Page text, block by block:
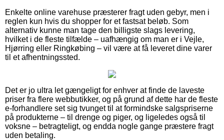
Enkelte online varehuse præsterer fragt uden gebyr, men i
reglen kun hvis du shopper for et fastsat beløb. Som
alternativ kunne man tage den billigste slags levering,
hvilket i de fleste tilfælde – uafhængig om man er i Vejle,
Hjørring eller Ringkøbing – vil være at få leveret dine varer
til et afhentningssted.
Det er jo ultra let gængeligt for enhver at finde de laveste
priser fra flere webbutikker, og på grund af dette har de fleste
e-forhandlere set sig tvunget til at formindske salgspriserne
på produkterne – til drenge og piger, og ligeledes også til
voksne – betragteligt, og endda nogle gange præstere fragt
uden betaling.